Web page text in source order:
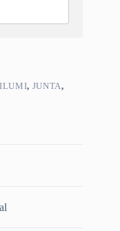
ILUMI, JUNTA,